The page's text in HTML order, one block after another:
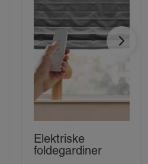
Elektriske
foldegardiner